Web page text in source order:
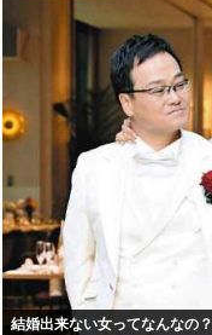
結婚出来ない女ってなんなの？